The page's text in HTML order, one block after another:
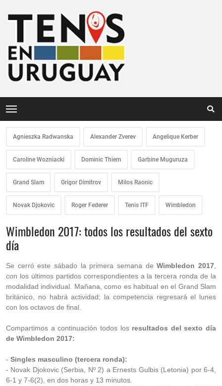
Agnieszka Radwanska Alexander Zverev Angelique Kerber
Caroline Wozniacki Dominic Thiem Garbine Muguruza
Grand Slam Grigor Dimitrov Milos Raonic
Novak Djokovic Roger Federer Tenis ITF Wimbledon
Wimbledon 2017: todos los resultados del sexto
día
Se cerró este sábado la primera semana deWimbledon 2017
con los últimos partidos correspondientes a la tercera ronda de la
modalidad individual. Mañana, como es habitual en el Grand Slam
británico, no habrá actividad; la competencia regresará el lunes
con los octavos de final.
Compartimos a continuación todos los resultados del sexto día
de Wimbledon 2017:
- Singles masculino (tercera ronda):
- Novak Djokovic (Serbia, Nº 2) a Ernests Gulbis (Letonia) por 6-4,
6-1 y 7-6(2), en dos horas y 13 minutos.